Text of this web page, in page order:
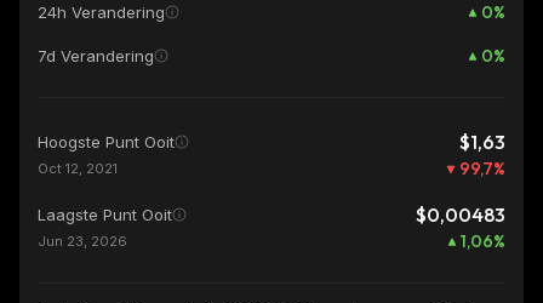
24h Verandering 0%
7d Verandering 0%
Hoogste Punt Ooit $1,63
Oct 12, 2021 99,7%
Laagste Punt Ooit $0,00483
Jun 23, 2026 1,06%